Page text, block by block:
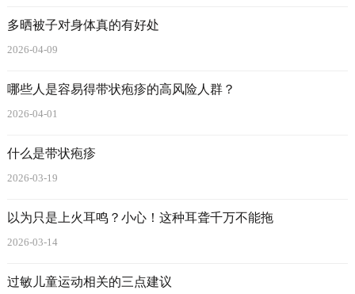
多晒被子对身体真的有好处
2026-04-09
哪些人是容易得带状疱疹的高风险人群？
2026-04-01
什么是带状疱疹
2026-03-19
以为只是上火耳鸣？小心！这种耳聋千万不能拖
2026-03-14
过敏儿童运动相关的三点建议